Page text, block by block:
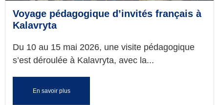
Voyage pédagogique d’invités français à
Kalavryta
Du 10 au 15 mai 2026, une visite pédagogique
s’est déroulée à Kalavryta, avec la...
En savoir plus